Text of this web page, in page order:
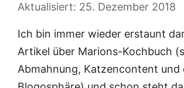
25. Dezember 2018
Ich bin immer wieder erstaunt
Artikel über Marions-Kochbuch
Abmahnung, Katzencontent und